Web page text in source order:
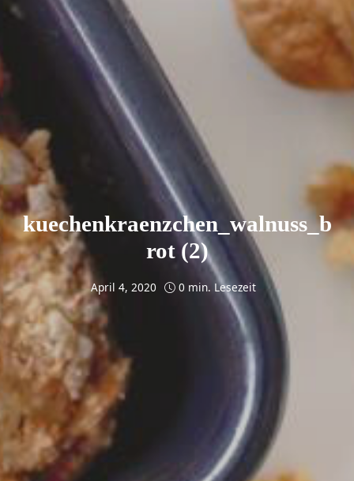
kuechenkraenzchen_walnuss_b
rot (2)
April 4, 2020 0 min. Lesezeit